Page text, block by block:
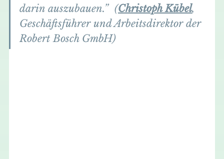
darin auszubauen.”
  (
Christoph Kübel,
Geschäftsführer und Arbeitsdirektor der
Robert Bosch GmbH)